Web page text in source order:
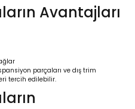
Avantajları
parçaları ve dış trim
tercih edilebilir.